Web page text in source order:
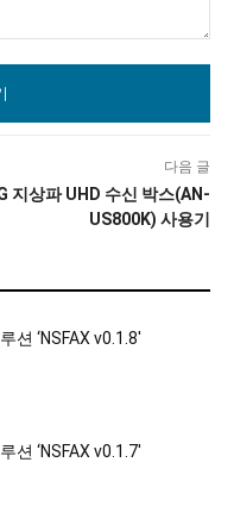
다음 글
지상파 UHD 수신 박스(AN-
US800K) 사용기
션 ‘NSFAX v0.1.8′
션 ‘NSFAX v0.1.7′